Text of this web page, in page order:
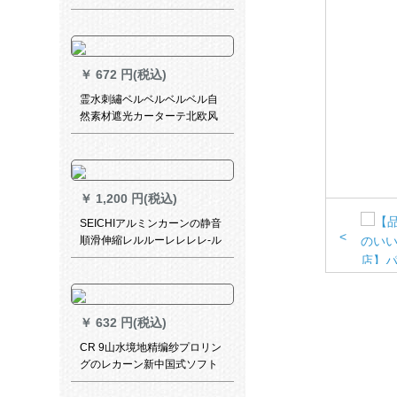
アル家厚手アルミンモノレン
ラインラインラインラインラ
インラインラインラインライ
ンラインラインアップアップ
アップしますか？
￥ 672 円(税込)
霊水刺繡ベルベルベルベル自
然素材遮光カーターテ北欧风
インズ风の无いつぎわわわ厚
制カーターテーテテンンンラ
イトブルー+米色のつぼ
￥ 1,200 円(税込)
SEICHIアルミンカーンの静音
順滑伸縮レルルーレレレレ-ル
レレ-ルルルレ-ルルルモルノ
要があります。定規電気泳動
象牙白2.4 m-4.7 m-頂装
￥ 632 円(税込)
CR 9山水境地精编纱プロリン
グのレカーン新中国式ソフト
カーン挂け式
<